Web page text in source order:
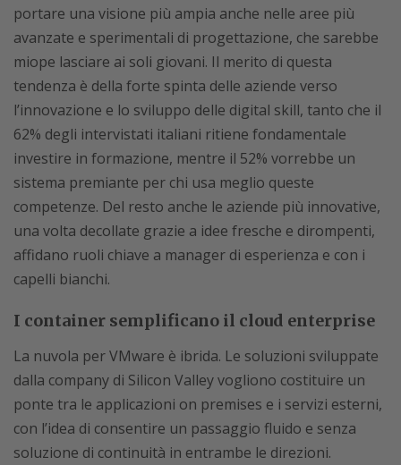
portare una visione più ampia anche nelle aree più
avanzate e sperimentali di progettazione, che sarebbe
miope lasciare ai soli giovani. Il merito di questa
tendenza è della forte spinta delle aziende verso
l’innovazione e lo sviluppo delle digital skill, tanto che il
62% degli intervistati italiani ritiene fondamentale
investire in formazione, mentre il 52% vorrebbe un
sistema premiante per chi usa meglio queste
competenze. Del resto anche le aziende più innovative,
una volta decollate grazie a idee fresche e dirompenti,
affidano ruoli chiave a manager di esperienza e con i
capelli bianchi.
I container semplificano il cloud enterprise
La nuvola per VMware è ibrida. Le soluzioni sviluppate
dalla company di Silicon Valley vogliono costituire un
ponte tra le applicazioni on premises e i servizi esterni,
con l’idea di consentire un passaggio fluido e senza
soluzione di continuità in entrambe le direzioni.